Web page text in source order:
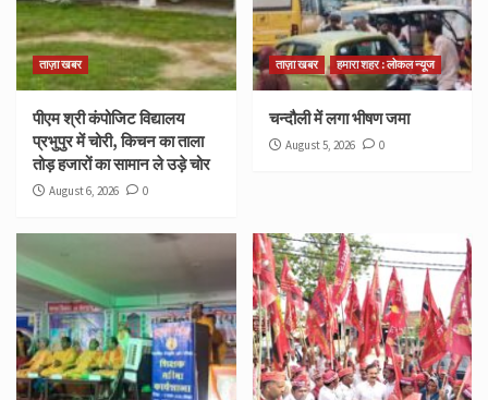
ताज़ा खबर
पीएम श्री कंपोजिट विद्यालय
प्रभुपुर में चोरी, किचन का ताला
तोड़ हजारों का सामान ले उड़े चोर
August 6, 2026 0
ताज़ा खबर हमारा शहर : लोकल न्यूज
चन्दौली में लगा भीषण जमा
August 5, 2026 0